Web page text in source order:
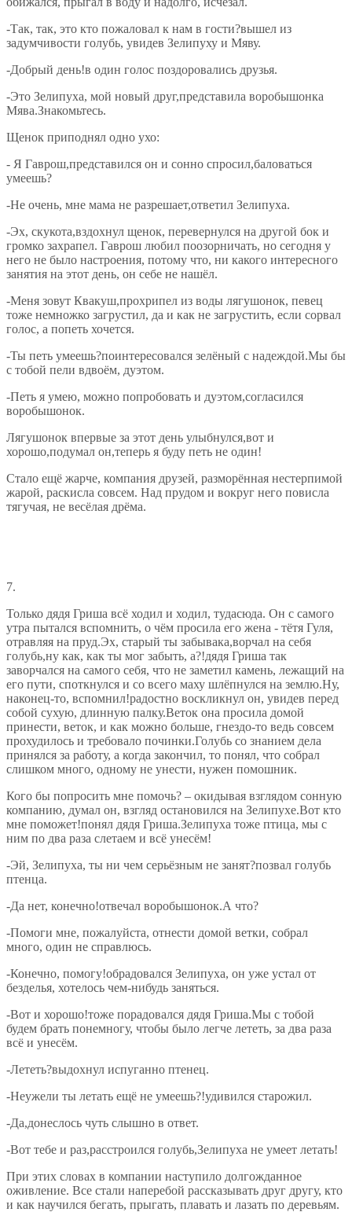
-Так, так, это кто пожаловал к нам в гости?вышел из
задумчивости голубь, увидев Зелипуху и Мяву.
-Добрый день!в один голос поздоровались друзья.
-Это Зелипуха, мой новый друг,представила воробышонка
Мява.Знакомьтесь.
Щенок приподнял одно ухо:
- Я Гаврош,представился он и сонно спросил,баловаться
умеешь?
-Не очень, мне мама не разрешает,ответил Зелипуха.
-Эх, скукота,вздохнул щенок, перевернулся на другой бок и
громко захрапел. Гаврош любил поозорничать, но сегодня у
него не было настроения, потому что, ни какого интересного
занятия на этот день, он себе не нашёл.
-Меня зовут Квакуш,прохрипел из воды лягушонок, певец
тоже немножко загрустил, да и как не загрустить, если сорвал
голос, а попеть хочется.
-Ты петь умеешь?поинтересовался зелёный с надеждой.Мы бы
с тобой пели вдвоём, дуэтом.
-Петь я умею, можно попробовать и дуэтом,согласился
воробышонок.
Лягушонок впервые за этот день улыбнулся,вот и
хорошо,подумал он,теперь я буду петь не один!
Стало ещё жарче, компания друзей, разморённая нестерпимой
жарой, раскисла совсем. Над прудом и вокруг него повисла
тягучая, не весёлая дрёма.
7.
Только дядя Гриша всё ходил и ходил, тудасюда. Он с самого
утра пытался вспомнить, о чём просила его жена - тётя Гуля,
отравляя на пруд.Эх, старый ты забывака,ворчал на себя
голубь,ну как, как ты мог забыть, а?!дядя Гриша так
заворчался на самого себя, что не заметил камень, лежащий на
его пути, споткнулся и со всего маху шлёпнулся на землю.Ну,
наконец-то, вспомнил!радостно воскликнул он, увидев перед
собой сухую, длинную палку.Веток она просила домой
принести, веток, и как можно больше, гнездо-то ведь совсем
прохудилось и требовало починки.Голубь со знанием дела
принялся за работу, а когда закончил, то понял, что собрал
слишком много, одному не унести, нужен помошник.
Кого бы попросить мне помочь? – окидывая взглядом сонную
компанию, думал он, взгляд остановился на Зелипухе.Вот кто
мне поможет!понял дядя Гриша.Зелипуха тоже птица, мы с
ним по два раза слетаем и всё унесём!
-Эй, Зелипуха, ты ни чем серьёзным не занят?позвал голубь
птенца.
-Да нет, конечно!отвечал воробышонок.А что?
-Помоги мне, пожалуйста, отнести домой ветки, собрал
много, один не справлюсь.
-Конечно, помогу!обрадовался Зелипуха, он уже устал от
безделья, хотелось чем-нибудь заняться.
-Вот и хорошо!тоже порадовался дядя Гриша.Мы с тобой
будем брать понемногу, чтобы было легче лететь, за два раза
всё и унесём.
-Лететь?выдохнул испуганно птенец.
-Неужели ты летать ещё не умеешь?!удивился старожил.
-Да,донеслось чуть слышно в ответ.
-Вот тебе и раз,расстроился голубь,Зелипуха не умеет летать!
При этих словах в компании наступило долгожданное
оживление. Все стали наперебой рассказывать друг другу, кто
и как научился бегать, прыгать, плавать и лазать по деревьям.